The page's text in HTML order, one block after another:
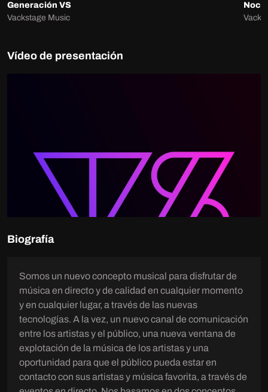
Generación VS
Vackstage Music
Vídeo de presentación
Biografía
Somos un nuevo concepto musical para disfrutar de
música en directo y de calidad en cualquier momento
y en cualquier lugar, a través de las nuevas
tecnologías. A la vez, un nuevo canal de comunicación
entre los artistas y el público, una nueva ventana de
explotación de la música de los artistas y una
oportunidad para que el público pueda estar en
contacto con sus artistas y música favorita, a través de